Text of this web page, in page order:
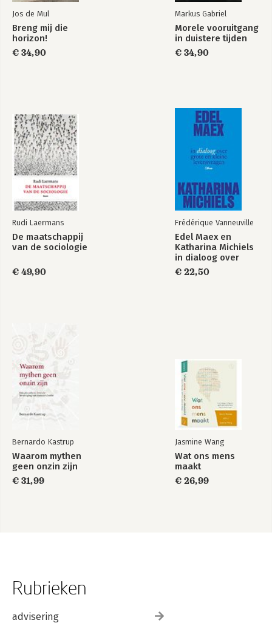
Jos de Mul
Breng mij die
horizon!
€ 34,90
Markus Gabriel
Morele vooruitgang
in duistere tijden
€ 34,90
Rudi Laermans
De maatschappij
van de sociologie
€ 49,90
Frédérique Vanneuville
Edel Maex en
Katharina Michiels
in dialoog over
grote en kleine
levensvragen
€ 22,50
Bernardo Kastrup
Waarom mythen
geen onzin zijn
€ 31,99
Jasmine Wang
Wat ons mens
maakt
€ 26,99
Rubrieken
advisering